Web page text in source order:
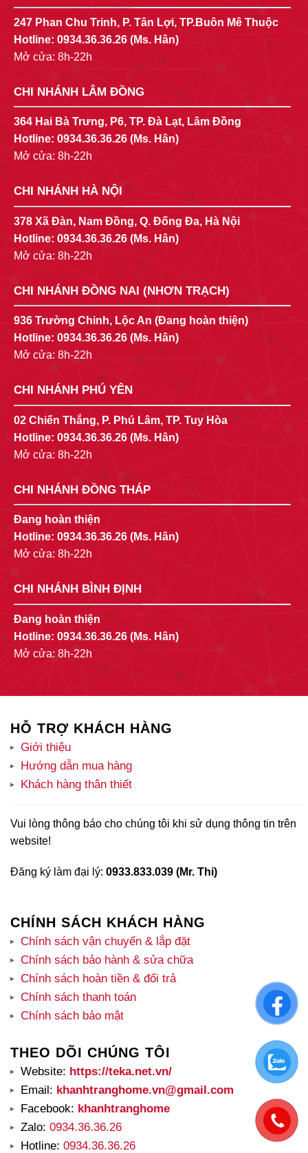
247 Phan Chu Trinh, P. Tân Lợi, TP.Buôn Mê Thuộc
Hotline: 0934.36.36.26 (Ms. Hân)
Mở cửa: 8h-22h
CHI NHÁNH LÂM ĐỒNG
364 Hai Bà Trưng, P6, TP. Đà Lạt, Lâm Đồng
Hotline: 0934.36.36.26 (Ms. Hân)
Mở cửa: 8h-22h
CHI NHÁNH HÀ NỘI
378 Xã Đàn, Nam Đồng, Q. Đống Đa, Hà Nội
Hotline: 0934.36.36.26 (Ms. Hân)
Mở cửa: 8h-22h
CHI NHÁNH ĐỒNG NAI (NHƠN TRẠCH)
936 Trường Chinh, Lộc An (Đang hoàn thiện)
Hotline: 0934.36.36.26 (Ms. Hân)
Mở cửa: 8h-22h
CHI NHÁNH PHÚ YÊN
02 Chiến Thắng, P. Phú Lâm, TP. Tuy Hòa
Hotline: 0934.36.36.26 (Ms. Hân)
Mở cửa: 8h-22h
CHI NHÁNH ĐỒNG THÁP
Đang hoàn thiện
Hotline: 0934.36.36.26 (Ms. Hân)
Mở cửa: 8h-22h
CHI NHÁNH BÌNH ĐỊNH
Đang hoàn thiện
Hotline: 0934.36.36.26 (Ms. Hân)
Mở cửa: 8h-22h
HỖ TRỢ KHÁCH HÀNG
Giới thiệu
Hướng dẫn mua hàng
Khách hàng thân thiết
Vui lòng thông báo cho chúng tôi khi sử dụng thông tin trên
website!
Đăng ký làm đại lý: 0933.833.039 (Mr. Thi)
CHÍNH SÁCH KHÁCH HÀNG
Chính sách vận chuyển & lắp đặt
Chính sách bảo hành & sửa chữa
Chính sách hoàn tiền & đổi trả
Chính sách thanh toán
Chính sách bảo mật
THEO DÕI CHÚNG TÔI
Website: https://teka.net.vn/
Email: khanhtranghome.vn@gmail.com
Facebook: khanhtranghome
Zalo: 0934.36.36.26
Hotline: 0934.36.36.26